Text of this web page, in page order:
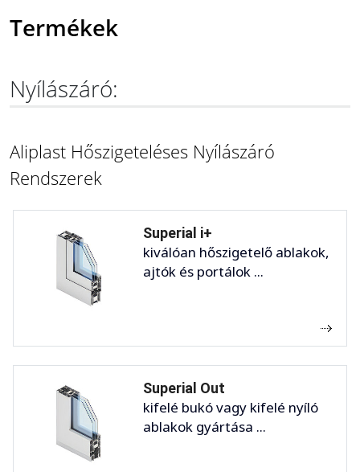
Termékek
Nyílászáró:
Aliplast Hőszigeteléses Nyílászáró
Rendszerek
Superial i+
kiválóan hőszigetelő ablakok,
ajtók és portálok ...
Superial Out
kifelé bukó vagy kifelé nyíló
ablakok gyártása ...